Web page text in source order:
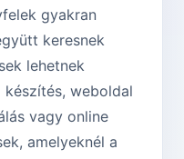
gyakran
keresnek
lehetnek
weboldal
vagy online
amelyeknél a